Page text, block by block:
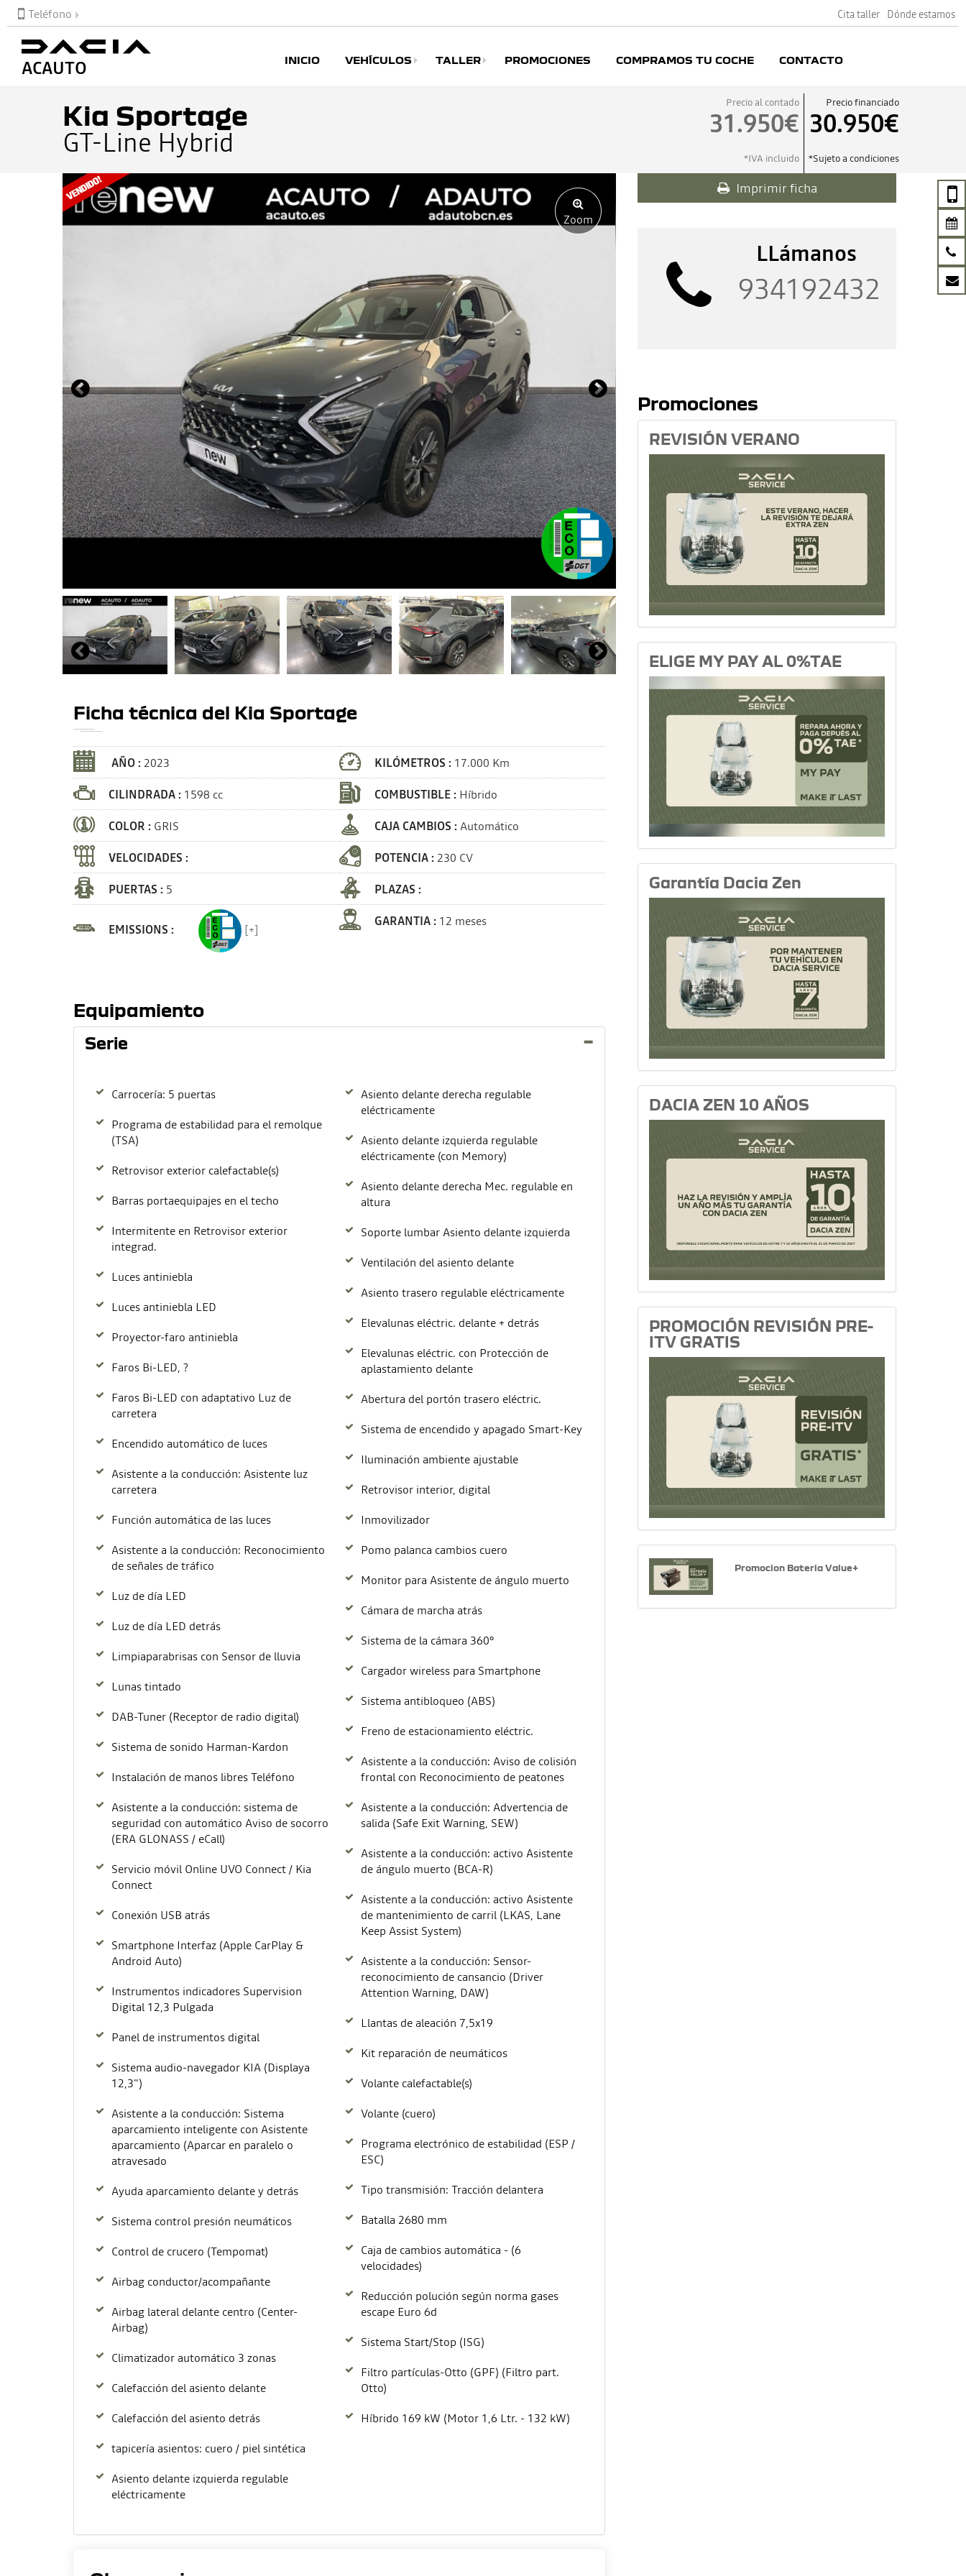
Teléfono Cita taller Dónde estamos
ACAUTO INICIO VEHÍCULOS TALLER PROMOCIONES COMPRAMOS TU COCHE CONTACTO
Kia Sportage
GT-Line Hybrid
Precio al contado
31.950€
*IVA incluido
Precio financiado
30.950€
*Sujeto a condiciones
Zoom
Ficha técnica del Kia Sportage
AÑO : 2023 KILÓMETROS : 17.000 Km
CILINDRADA : 1598 cc COMBUSTIBLE : Híbrido
COLOR : GRIS CAJA CAMBIOS : Automático
VELOCIDADES :
POTENCIA : 230 CV
PUERTAS : 5 PLAZAS :
EMISSIONS : [+]
GARANTIA : 12 meses
Equipamiento
Serie
Carrocería: 5 puertas
Programa de estabilidad para el remolque
(TSA)
Retrovisor exterior calefactable(s)
Barras portaequipajes en el techo
Intermitente en Retrovisor exterior
integrad.
Luces antiniebla
Luces antiniebla LED
Proyector-faro antiniebla
Faros Bi-LED, ?
Faros Bi-LED con adaptativo Luz de
carretera
Encendido automático de luces
Asistente a la conducción: Asistente luz
carretera
Función automática de las luces
Asistente a la conducción: Reconocimiento
de señales de tráfico
Luz de día LED
Luz de día LED detrás
Limpiaparabrisas con Sensor de lluvia
Lunas tintado
DAB-Tuner (Receptor de radio digital)
Sistema de sonido Harman-Kardon
Instalación de manos libres Teléfono
Asistente a la conducción: sistema de
seguridad con automático Aviso de socorro
(ERA GLONASS / eCall)
Servicio móvil Online UVO Connect / Kia
Connect
Conexión USB atrás
Smartphone Interfaz (Apple CarPlay &
Android Auto)
Instrumentos indicadores Supervision
Digital 12,3 Pulgada
Panel de instrumentos digital
Sistema audio-navegador KIA (Displaya
12,3")
Asistente a la conducción: Sistema
aparcamiento inteligente con Asistente
aparcamiento (Aparcar en paralelo o
atravesado
Ayuda aparcamiento delante y detrás
Sistema control presión neumáticos
Control de crucero (Tempomat)
Airbag conductor/acompañante
Airbag lateral delante centro (Center-
Airbag)
Climatizador automático 3 zonas
Calefacción del asiento delante
Calefacción del asiento detrás
tapicería asientos: cuero / piel sintética
Asiento delante izquierda regulable
eléctricamente
Asiento delante derecha regulable
eléctricamente
Asiento delante izquierda regulable
eléctricamente (con Memory)
Asiento delante derecha Mec. regulable en
altura
Soporte lumbar Asiento delante izquierda
Ventilación del asiento delante
Asiento trasero regulable eléctricamente
Elevalunas eléctric. delante + detrás
Elevalunas eléctric. con Protección de
aplastamiento delante
Abertura del portón trasero eléctric.
Sistema de encendido y apagado Smart-Key
Iluminación ambiente ajustable
Retrovisor interior, digital
Inmovilizador
Pomo palanca cambios cuero
Monitor para Asistente de ángulo muerto
Cámara de marcha atrás
Sistema de la cámara 360°
Cargador wireless para Smartphone
Sistema antibloqueo (ABS)
Freno de estacionamiento eléctric.
Asistente a la conducción: Aviso de colisión
frontal con Reconocimiento de peatones
Asistente a la conducción: Advertencia de
salida (Safe Exit Warning, SEW)
Asistente a la conducción: activo Asistente
de ángulo muerto (BCA-R)
Asistente a la conducción: activo Asistente
de mantenimiento de carril (LKAS, Lane
Keep Assist System)
Asistente a la conducción: Sensor-
reconocimiento de cansancio (Driver
Attention Warning, DAW)
Llantas de aleación 7,5x19
Kit reparación de neumáticos
Volante calefactable(s)
Volante (cuero)
Programa electrónico de estabilidad (ESP /
ESC)
Tipo transmisión: Tracción delantera
Batalla 2680 mm
Caja de cambios automática - (6
velocidades)
Reducción polución según norma gases
escape Euro 6d
Sistema Start/Stop (ISG)
Filtro partículas-Otto (GPF) (Filtro part.
Otto)
Híbrido 169 kW (Motor 1,6 Ltr. - 132 kW)
Imprimir ficha
LLámanos
934192432
Promociones
REVISIÓN VERANO
ELIGE MY PAY AL 0%TAE
Garantía Dacia Zen
DACIA ZEN 10 AÑOS
PROMOCIÓN REVISIÓN PRE-
ITV GRATIS
Promocion Bateria Value+